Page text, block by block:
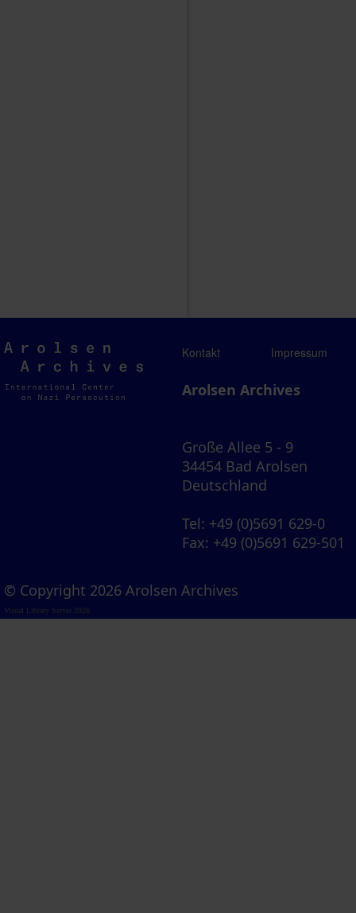
Arolsen
Archives
Kontakt Impressum
Arolsen Archives
Große Allee 5 - 9
34454 Bad Arolsen
Deutschland
Tel: +49 (0)5691 629-0
Fax: +49 (0)5691 629-501
© Copyright 2026 Arolsen Archives
Visual Library Server 2026